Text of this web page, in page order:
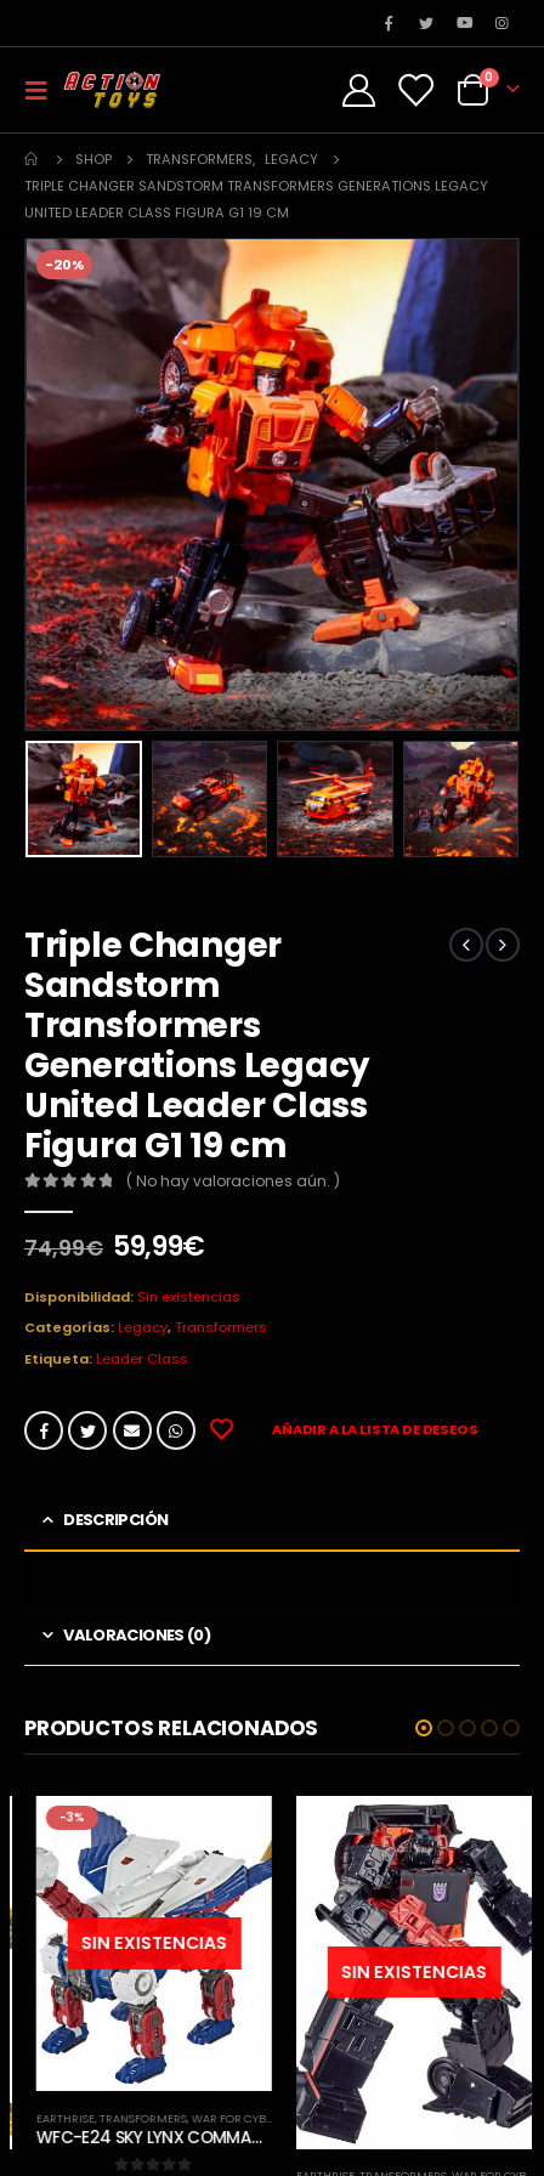
0
SHOP TRANSFORMERS, LEGACY
TRIPLE CHANGER SANDSTORM TRANSFORMERS GENERATIONS LEGACY
UNITED LEADER CLASS FIGURA G1 19 CM
-20%
Triple Changer
Sandstorm
Transformers
Generations Legacy
United Leader Class
Figura G1 19 cm
( No hay valoraciones aún. )
74,99€ El
precio
original
era:
74,99€.
59,99€El
actual
es:
Disponibilidad: Sin existencias
Categorías:Legacy,Transformers
Etiqueta:Leader Class
AÑADIR A LA LISTA DE DESEOS
DESCRIPCIÓN
VALORACIONES (0)
PRODUCTOS RELACIONADOS
-3%
SIN EXISTENCIAS
EARTHRISE,TRANSFORMERS,WAR FOR CYBERTRON TRILOGY
WFC-E24 SKY LYNX COMMANDER CLASS TRANSFORMERS GENERATIONS WAR FOR CYBERTRON EARTHRISE CHAPTER
SIN EXISTENCIAS